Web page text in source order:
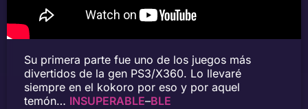
Su primera parte fue uno de los juegos más
divertidos de la gen PS3/X360. Lo llevaré
siempre en el kokoro por eso y por aquel
temón… INSUPERABLE–BLE